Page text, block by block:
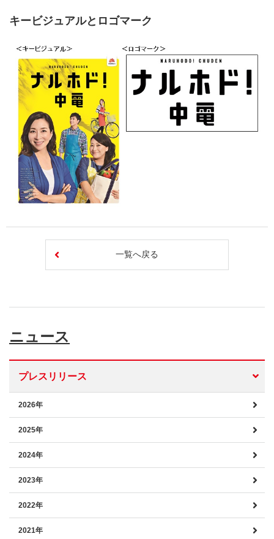
キービジュアルとロゴマーク
一覧へ戻る
ニュース
プレスリリース
2026年
2025年
2024年
2023年
2022年
2021年